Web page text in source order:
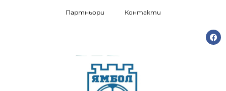
Партньори Контакти